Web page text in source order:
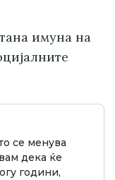
имуна на
се менува
дека ќе
години,